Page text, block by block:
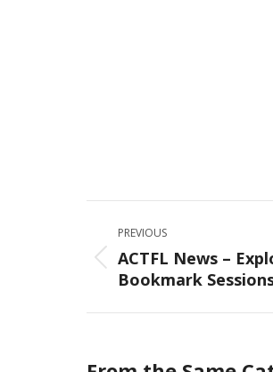
navigation
PREVIOUS
Previous
post:
ACTFL News –
Bookmark